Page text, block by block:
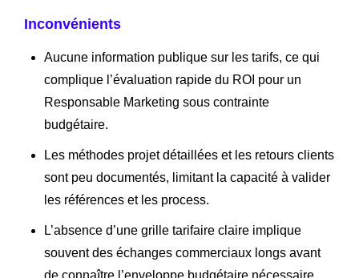
Inconvénients
Aucune information publique sur les tarifs, ce qui
complique l’évaluation rapide du ROI pour un
Responsable Marketing sous contrainte
budgétaire.
Les méthodes projet détaillées et les retours clients
sont peu documentés, limitant la capacité à valider
les références et les process.
L’absence d’une grille tarifaire claire implique
souvent des échanges commerciaux longs avant